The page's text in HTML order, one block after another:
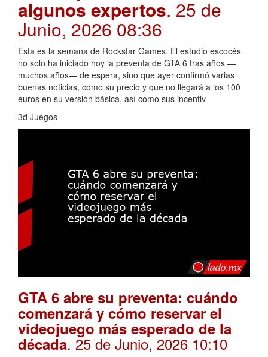
algunos expertos. 25 de
Junio, 2026 08:36
Esta es la semana de Rockstar Games. El estudio escocés
no solo ha iniciado hoy la preventa de GTA 6 tras años —
muchos años— de espera, sino que ayer confirmó varias
buenas noticias, como su precio y que no llegará a los 100
euros en su versión básica, así como sus incentiv
3d Juegos
GTA 6 abre su preventa: cuándo
comenzará y cómo reservar el
videojuego más esperado de la
década. 25 de Junio, 2026 10:10